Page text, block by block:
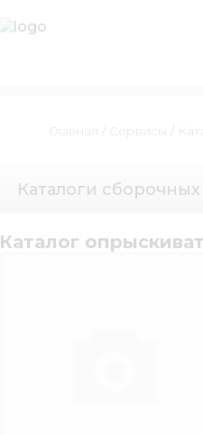
Главная / Сервисы /
Каталоги
Каталог